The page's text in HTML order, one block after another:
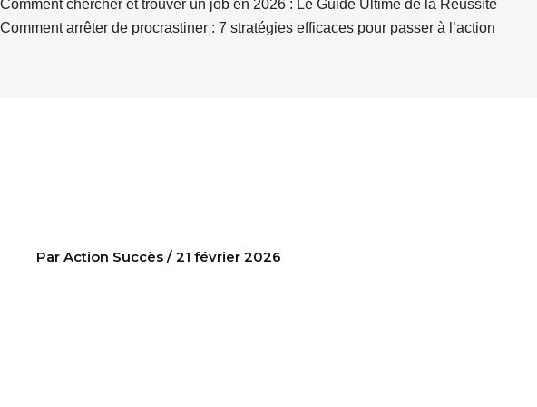
Comment chercher et trouver un job en 2026 : Le Guide Ultime de la Réussite
Comment arrêter de procrastiner : 7 stratégies efficaces pour passer à l’action
Par Action Succès / 21 février 2026